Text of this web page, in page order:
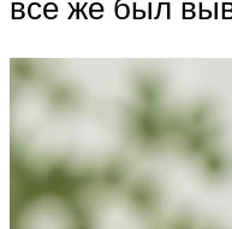
все же был